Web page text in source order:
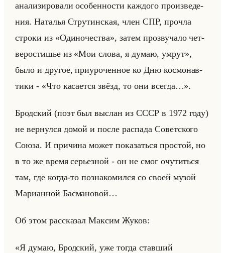
ана­ли­зи­ро­ва­ли осо­бен­но­сти каж­до­го про­из­ве­де­
ния. На­та­лья Стру­тин­ская, член СПР, про­чла
стро­ки из «Одиночества», затем про­зву­ча­ло чет­
ве­ро­сти­шье из «Мои слова, я думаю, умрут»,
было и дру­гое, при­уро­чен­ное ко Дню кос­мо­нав­
ти­ки - «Что касается звёзд, то они всегда…».
Брод­ский (поэт был вы­слан из СССР в 1972 году)
не вер­нул­ся домой и после рас­па­да Со­вет­ско­го
Союза. И при­чи­на может по­ка­заться про­стой, но
в то же время се­рьез­ной - он не смог очу­титься
там, где когда-то по­зна­ко­мил­ся со своей музой
Ма­ри­ан­ной Бас­ма­но­вой…
Об этом рас­ска­зал Мак­сим Жуков:
«Я думаю, Бродский, уже тогда ставший